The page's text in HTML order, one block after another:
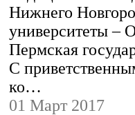
Нижнего
университеты –
Пермская
С
ко…
01 Март 2017